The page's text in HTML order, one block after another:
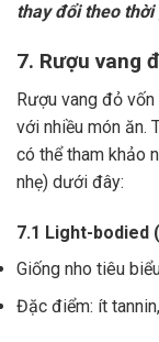
thay đổi theo thời
7. Rượu vang
Rượu vang đỏ
với nhiều món ăn.
có thể tham khảo
nhẹ) dưới đây:
7.1 Light-bodied
Giống nho tiêu
Đặc điểm: ít